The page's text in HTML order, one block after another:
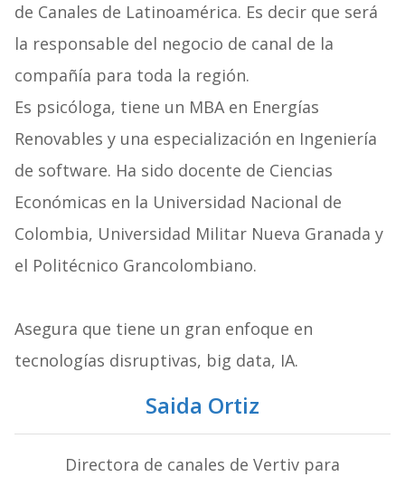
de Canales de Latinoamérica. Es decir que será
la responsable del negocio de canal de la
compañía para toda la región.
Es psicóloga, tiene un MBA en Energías
Renovables y una especialización en Ingeniería
de software. Ha sido docente de Ciencias
Económicas en la Universidad Nacional de
Colombia, Universidad Militar Nueva Granada y
el Politécnico Grancolombiano.
Asegura que tiene un gran enfoque en
tecnologías disruptivas, big data, IA.
Saida Ortiz
Directora de canales de Vertiv para